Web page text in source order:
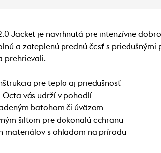
Jacket je navrhnutá pre intenzívne
a zateplenú prednú časť s
prehrievali.
pre teplo aj priedušnosť
vás udrží v pohodlí
batohom či úväzom
šiltom pre dokonalú ochranu
materiálov s ohľadom na prírodu